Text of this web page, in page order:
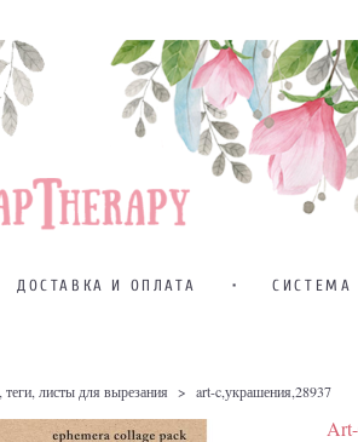
ДОСТАВКА И ОПЛАТА • СИСТЕМА
листы для вырезания > art-c,украшения,28937